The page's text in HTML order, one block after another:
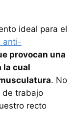
ideal para el
anti-
provocan una
la cual
. No
de trabajo
recto